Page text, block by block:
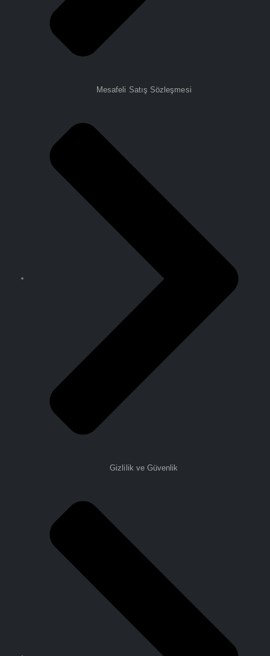
Mesafeli Satış Sözleşmesi
Gizlilik ve Güvenlik